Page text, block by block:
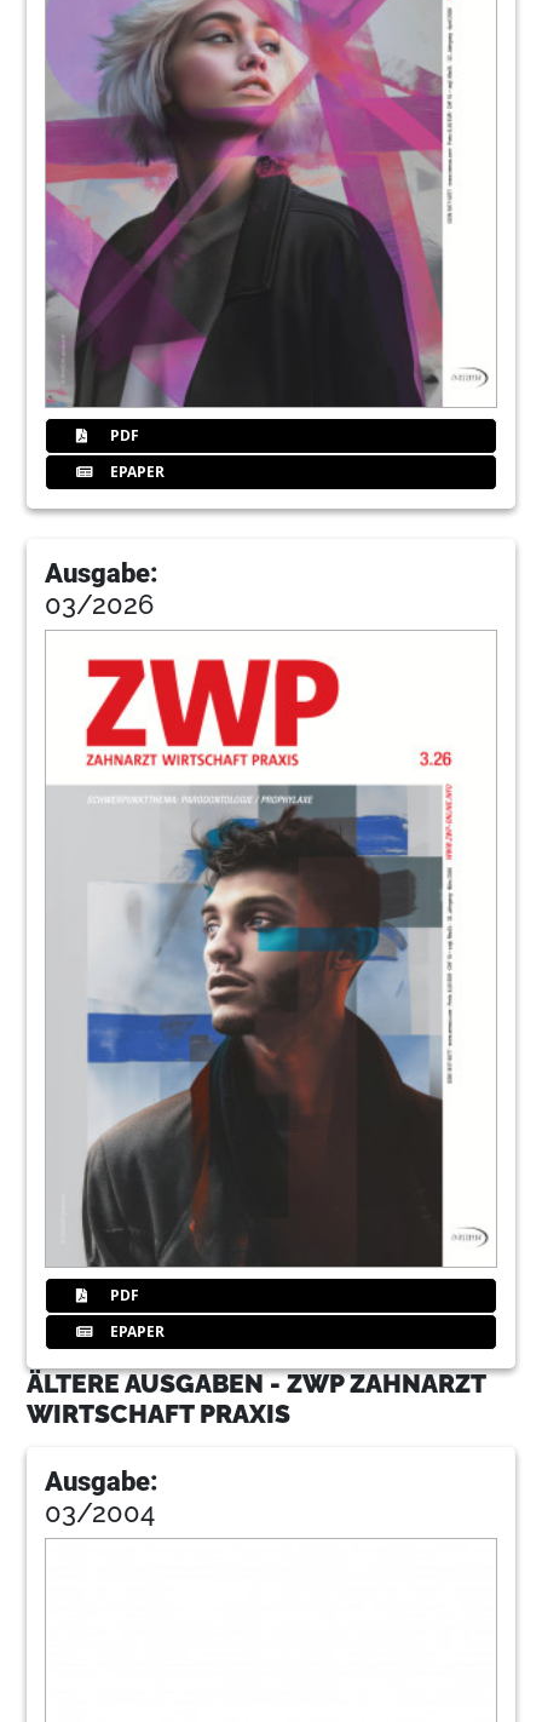
Spang
124 Trends
126Kalabrien
128 Kleinanzeige
130 Wissenscheck
PDF
EPAPER
Ausgabe:
03/2026
PDF
EPAPER
ÄLTERE AUSGABEN - ZWP ZAHNARZT
WIRTSCHAFT PRAXIS
Ausgabe:
03/2004